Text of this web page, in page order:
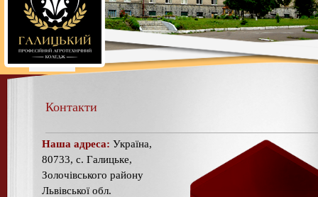
Контакти
Наша адреса: Україна,
80733, с. Галицьке,
Золочівського району
Львівської обл.